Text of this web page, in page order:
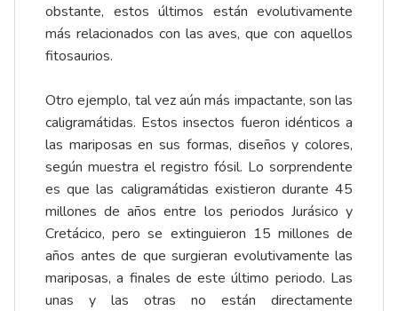
obstante, estos últimos están evolutivamente
más relacionados con las aves, que con aquellos
fitosaurios.
Otro ejemplo, tal vez aún más impactante, son las
caligramátidas. Estos insectos fueron idénticos a
las mariposas en sus formas, diseños y colores,
según muestra el registro fósil. Lo sorprendente
es que las caligramátidas existieron durante 45
millones de años entre los periodos Jurásico y
Cretácico, pero se extinguieron 15 millones de
años antes de que surgieran evolutivamente las
mariposas, a finales de este último periodo. Las
unas y las otras no están directamente